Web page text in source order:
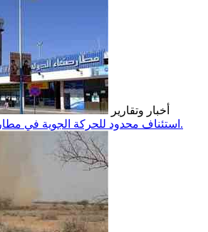
أخبار وتقارير
استئناف محدود للحركة الجوية في مطار صنعاء بهبوط طائرتين.